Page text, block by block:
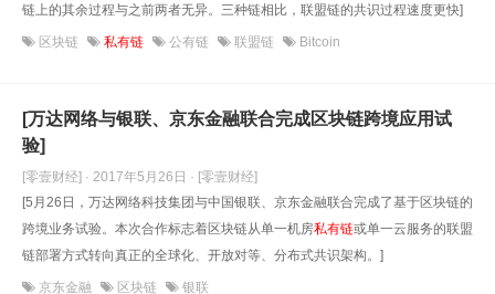
链上的其余过程与之前两者无异。三种链相比，联盟链的共识过程速度更快]
区块链 私有链 公有链 联盟链 Bitcoin
[万达网络与银联、京东金融联合完成区块链跨境应用试
验]
[零壹财经] · 2017年5月26日 · [零壹财经]
[5月26日，万达网络科技集团与中国银联、京东金融联合完成了基于区块链的
跨境业务试验。本次合作标志着区块链从单一机房私有链或单一云服务的联盟
链部署方式转向真正的全球化、开放对等、分布式共识架构。]
京东金融 区块链 银联